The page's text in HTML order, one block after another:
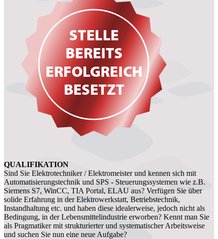
QUALIFIKATION
Sind Sie Elektrotechniker / Elektromeister und kennen sich mit
Automatisierungstechnik und SPS - Steuerungssystemen wie z.B.
Siemens S7, WinCC, TIA Portal, ELAU aus? Verfügen Sie über
solide Erfahrung in der Elektrowerkstatt, Betriebstechnik,
Instandhaltung etc. und haben diese idealerweise, jedoch nicht als
Bedingung, in der Lebensmittelindustrie erworben? Kennt man Sie
als Pragmatiker mit strukturierter und systematischer Arbeitsweise
und suchen Sie nun eine neue Aufgabe?